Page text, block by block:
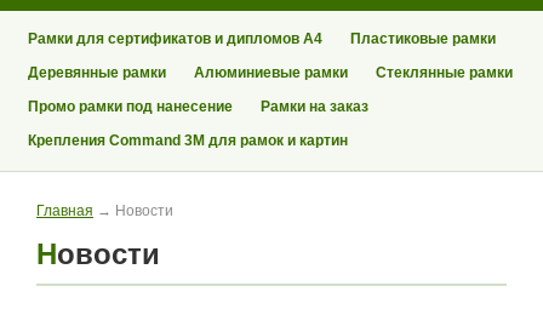
Рамки для сертификатов и дипломов А4
Пластиковые рамки
Деревянные рамки
Алюминиевые рамки
Стеклянные рамки
Промо рамки под нанесение
Рамки на заказ
Крепления Command 3M для рамок и картин
Главная → Новости
Новости